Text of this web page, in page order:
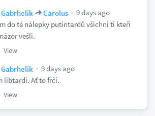
Gabrhelik Carolus
9 days ago
do té nálepky putintardů všichni ti kteří
vešli.
View
Gabrhelik
9 days ago
libtardi. Ať to frčí.
View